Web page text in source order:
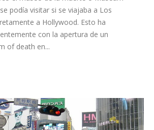
podía visitar si se viajaba a Los
a Hollywood. Esto ha
con la apertura de un
of death en...